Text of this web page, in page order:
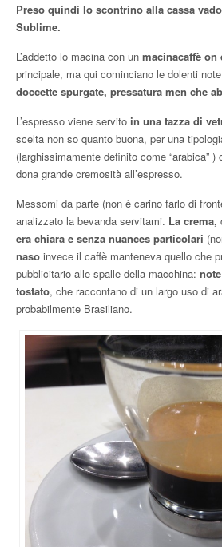
Preso quindi lo scontrino alla cassa
Sublime.
L’addetto lo macina con un macinacaffè on
principale, ma qui cominciano le dolenti
doccette spurgate, pressatura men che
L’espresso viene servito in una tazza di
scelta non so quanto buona, per una
(larghissimamente definito come “arabica”
dona grande cremosità all’espresso.
Messomi da parte (non è carino farlo di
analizzato la bevanda servitami. La crema,
era chiara e senza nuances particolari
naso invece il caffè manteneva quello che
pubblicitario alle spalle della macchina:
tostato, che raccontano di un largo uso di
probabilmente Brasiliano.